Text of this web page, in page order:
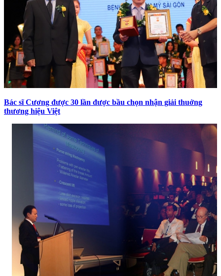
Bác sĩ Cương được 30 lần được bầu chọn nhận giải thuởng
thương hiệu Việt